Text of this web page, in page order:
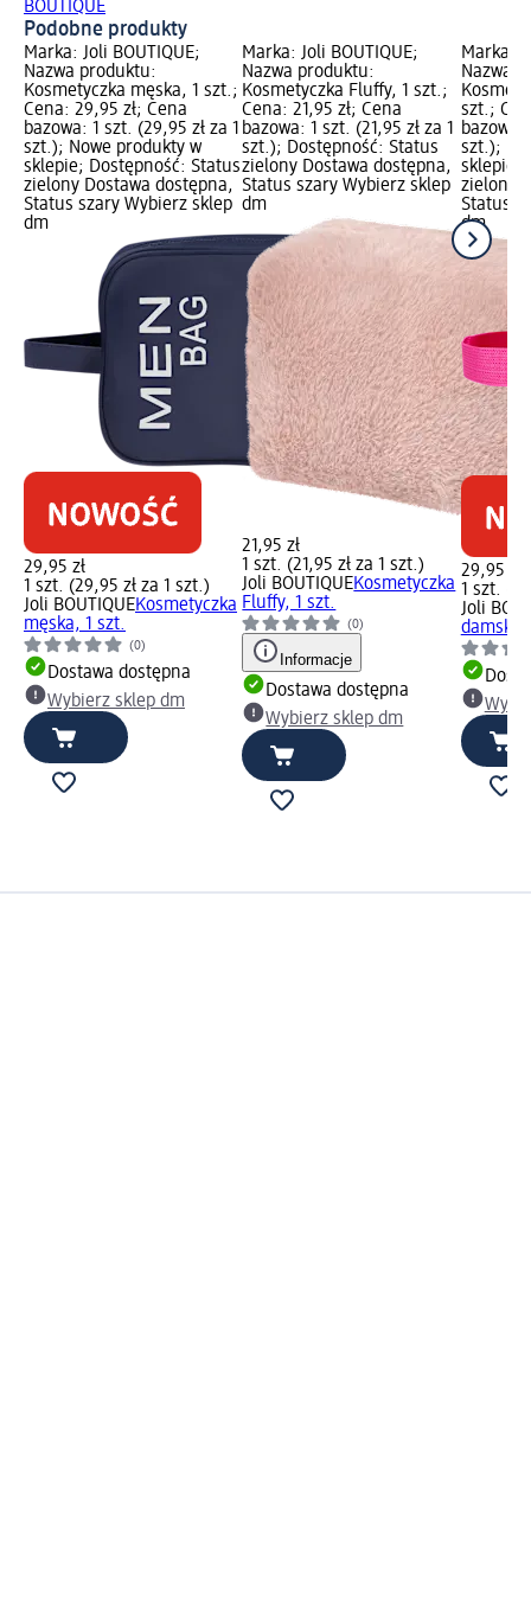
BOUTIQUE
Podobne produkty
Marka: Joli BOUTIQUE;
Nazwa produktu:
Kosmetyczka męska, 1 szt.;
Cena: 29,95 zł; Cena
bazowa: 1 szt. (29,95 zł za 1
szt.); Nowe produkty w
sklepie; Dostępność: Status
zielony Dostawa dostępna,
Status szary Wybierz sklep
dm
29,95 zł
1 szt. (29,95 zł za 1 szt.)
Joli BOUTIQUEKosmetyczka
męska, 1 szt.
(0)
Dostawa dostępna
Wybierz sklep dm
Marka: Joli BOUTIQUE;
Nazwa produktu:
Kosmetyczka Fluffy, 1 szt.;
Cena: 21,95 zł; Cena
bazowa: 1 szt. (21,95 zł za 1
szt.); Dostępność: Status
zielony Dostawa dostępna,
Status szary Wybierz sklep
dm
21,95 zł
1 szt. (21,95 zł za 1 szt.)
Joli BOUTIQUEKosmetyczka
Fluffy, 1 szt.
(0)
Informacje
Dostawa dostępna
Wybierz sklep dm
Marka:
Nazwa
szt.;
bazowa:
szt.);
sklepie;
zielony
Status
dm
29,95 zł
1 szt.
Joli
damska